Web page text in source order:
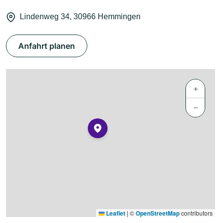
Lindenweg 34, 30966 Hemmingen
Anfahrt planen
+
−
Leaflet | ©OpenStreetMapcontributors